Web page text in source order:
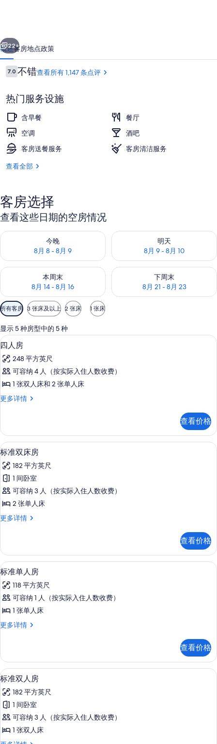
店
的
照
片
库
包含每日欧式早餐
个 下一个
22+
概述客房地点政策
点
评
7.07.0/10
不错查看所有 1,147 条点评
热门服务设施
含早餐
餐厅
空调
酒吧
客房送餐服务
客房清洁服务
查看全部
客房选择
查看这些日期的空房情况
今晚
8月 8 - 8月 9
查看今晚的空房情况：8月 8 - 8月 9
明天
8月 9 - 8月 10
查看明天的空房情况：8月 9 -
本周末
8月 14 - 8月 16
查看本周末的空房情况：8月 14 - 8月 16
下周末
8月 21 - 8月 23
查看下周末的空房情况：8月
可
用
的
客
房
筛
选
条
所有客房 3 张床及以上 2 张床 1 张床
显示 5 种房型中的 5 种
显
示
四
人
的
有
照
片
18-厘米液晶电视 （配备数码频道）、
4
四人房
248 平方英尺
可容纳 4 人（按实际入住人数收费）
1 张双人床和 2 张单人床
更多详情
四
多
信
息
查看价格
显
示
标
准
双
房
所
有
照
片
标准双床房 | 客房内保险箱、遮光窗帘
5
标准双床房
182 平方英尺
1 间卧室
可容纳 3 人（按实际入住人数收费）
2 张单人床
更多详情
标
房
更
多
息
查看价格
显
示
标
准
人
的
所
有
照
片
标准单人房 | 客房内保险箱、遮光窗帘
4
标准单人房
118 平方英尺
可容纳 1 人（按实际入住人数收费）
1 张单人床
更多详情
标
房
更
多
息
查看价格
显
示
标
准
双
客房内保险箱、遮光窗帘、隔音、床单
4
标准双人房
182 平方英尺
1 间卧室
可容纳 3 人（按实际入住人数收费）
1 张双人床